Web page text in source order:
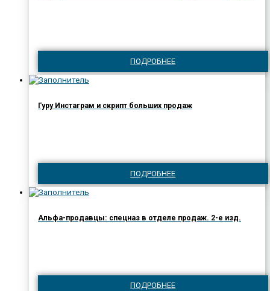
ПОДРОБНЕЕ
Гуру Инстаграм и скрипт больших продаж
ПОДРОБНЕЕ
Альфа-продавцы: спецназ в отделе продаж. 2-е изд.
ПОДРОБНЕЕ